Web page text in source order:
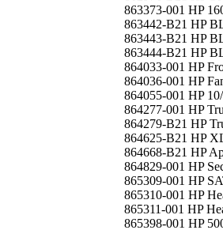
863373-001 HP
863442-B21 HP
863443-B21 HP
863444-B21 HP
864033-001 HP
864036-001 HP
864055-001 HP
864277-001 HP
864279-B21 HP
864625-B21 HP
864668-B21 HP
864829-001 HP
865309-001 HP
865310-001 HP
865311-001 HP
865398-001 HP